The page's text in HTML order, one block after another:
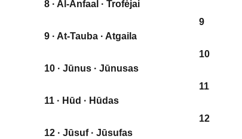
8 · Al-Anfaal · Trofėjai
9 · At-Tauba · Atgaila
10 · Jūnus · Jūnusas
11 · Hūd · Hūdas
12 · Jūsuf · Jūsufas
9
10
11
12